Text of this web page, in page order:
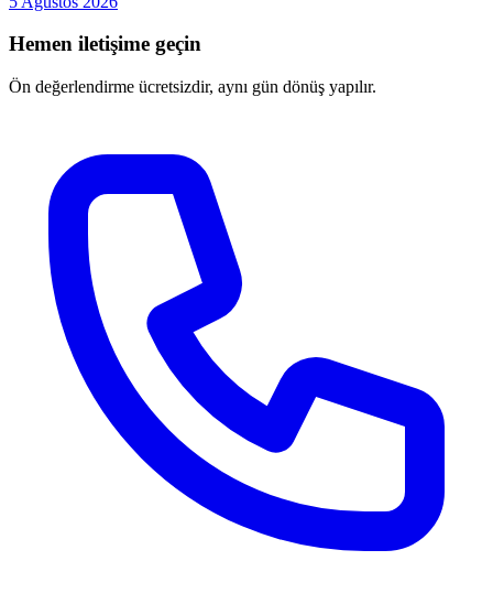
Hemen iletişime geçin
Ön değerlendirme ücretsizdir, aynı gün dönüş yapılır.